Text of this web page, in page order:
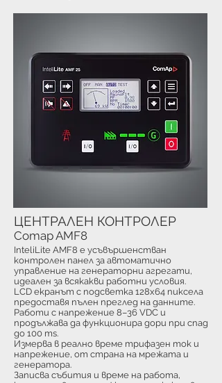
InteliLite AMF8 е усъвършенстван
контролен панел за автоматично
управление на генераторни агрегати,
идеален за всякакви работни условия.
LCD екранът с подсветка 128x64 пиксела
предоставя пълен преглед на данните.
Работи с напрежение 8–36 VDC и
продължава да функционира дори при спад
до 100 ms.
Измерва в реално време трифазен ток и
напрежение, от страна на мрежата и
генератора.
Записва събития и време на работа,
ЦЕНТРАЛЕН КОНТРОЛЕР
Comap AMF8